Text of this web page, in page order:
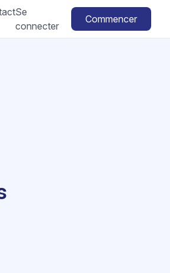
Se
connecter
Commencer